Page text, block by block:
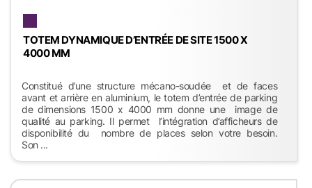
TOTEM DYNAMIQUE D’ENTRÉE DE SITE 1500 X
4000 MM
Constitué d’une structure mécano-soudée et de faces
avant et arrière en aluminium, le totem d’entrée de parking
de dimensions 1500 x 4000 mm donne une image de
qualité au parking. Il permet l’intégration d’afficheurs de
disponibilité du nombre de places selon votre besoin.
Son ...